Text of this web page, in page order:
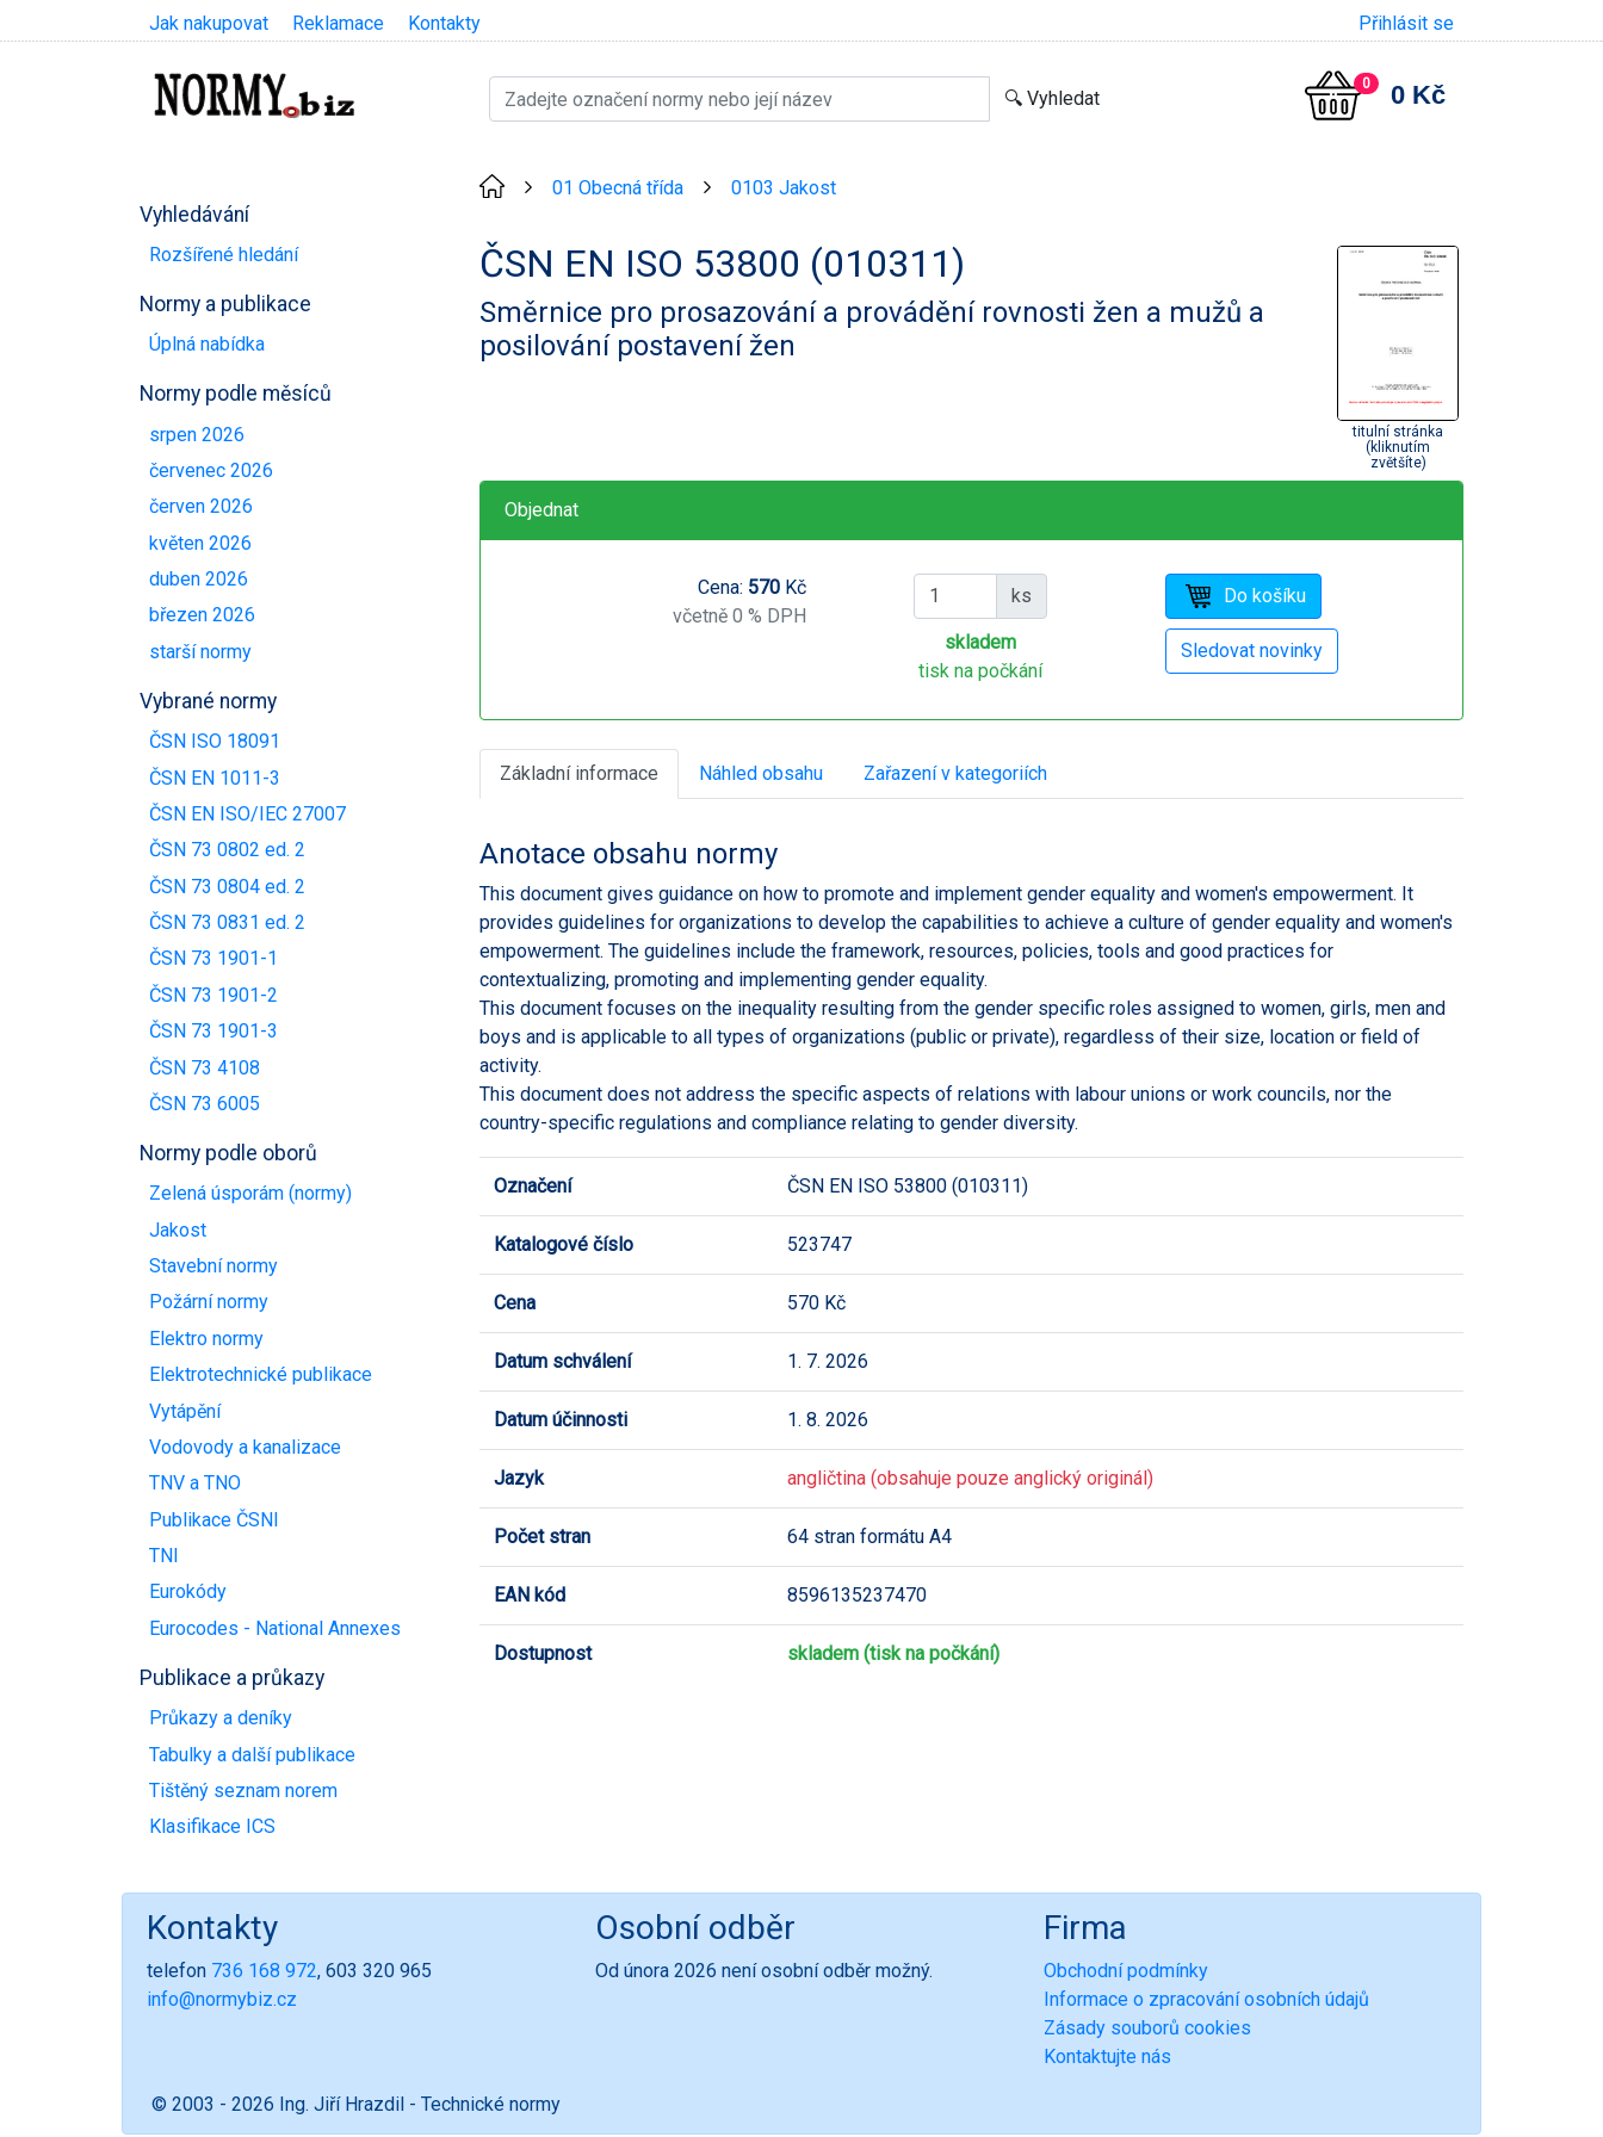
Jak nakupovat Reklamace Kontakty Přihlásit se
0 0 Kč
Vyhledávání
Rozšířené hledání
Normy a publikace
Úplná nabídka
Normy podle měsíců
srpen 2026
červenec 2026
červen 2026
květen 2026
duben 2026
březen 2026
starší normy
Vybrané normy
ČSN ISO 18091
ČSN EN 1011-3
ČSN EN ISO/IEC 27007
ČSN 73 0802 ed. 2
ČSN 73 0804 ed. 2
ČSN 73 0831 ed. 2
ČSN 73 1901-1
ČSN 73 1901-2
ČSN 73 1901-3
ČSN 73 4108
ČSN 73 6005
Normy podle oborů
Zelená úsporám (normy)
Jakost
Stavební normy
Požární normy
Elektro normy
Elektrotechnické publikace
Vytápění
Vodovody a kanalizace
TNV a TNO
Publikace ČSNI
TNI
Eurokódy
Eurocodes - National Annexes
Publikace a průkazy
Průkazy a deníky
Tabulky a další publikace
Tištěný seznam norem
Klasifikace ICS
01 Obecná třída 0103 Jakost
ČSN EN ISO 53800 (010311)
Směrnice pro prosazování a provádění rovnosti žen a mužů a
posilování postavení žen
titulní stránka
(kliknutím
zvětšíte)
Objednat
Cena: 570Kč
včetně 0 % DPH
ks
skladem
tisk na počkání
Základní informace Náhled obsahu Zařazení v kategoriích
Anotace obsahu normy
This document gives guidance on how to promote and implement gender equality and women's empowerment. It
provides guidelines for organizations to develop the capabilities to achieve a culture of gender equality and women's
empowerment. The guidelines include the framework, resources, policies, tools and good practices for
contextualizing, promoting and implementing gender equality.
This document focuses on the inequality resulting from the gender specific roles assigned to women, girls, men and
boys and is applicable to all types of organizations (public or private), regardless of their size, location or field of
activity.
This document does not address the specific aspects of relations with labour unions or work councils, nor the
country-specific regulations and compliance relating to gender diversity.
Označení ČSN EN ISO 53800 (010311)
Katalogové číslo 523747
Cena 570 Kč
Datum schválení 1. 7. 2026
Datum účinnosti 1. 8. 2026
Jazyk angličtina (obsahuje pouze anglický originál)
Počet stran 64 stran formátu A4
EAN kód 8596135237470
Dostupnost skladem (tisk na počkání)
Kontakty
telefon 736 168 972, 603 320 965
info@normybiz.cz
Osobní odběr
Od února 2026 není osobní odběr možný.
Firma
Obchodní podmínky
Informace o zpracování osobních údajů
Zásady souborů cookies
Kontaktujte nás
© 2003 - 2026 Ing. Jiří Hrazdil - Technické normy